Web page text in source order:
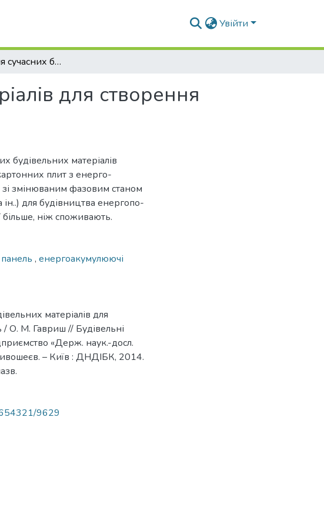
Увійти
Застосування сучасних будівельних матеріалів для створення енергоефективних будівель
для створення
будівельних матеріалів
плит з енерго-
змінюваним фазовим станом
для будівництва енергопо-
більше, ніж споживають.
, енергоакумулюючі
матеріалів для
О. М. Гавриш // Будівельні
«Держ. наук.-досл.
– Київ : ДНДІБК, 2014.
9629